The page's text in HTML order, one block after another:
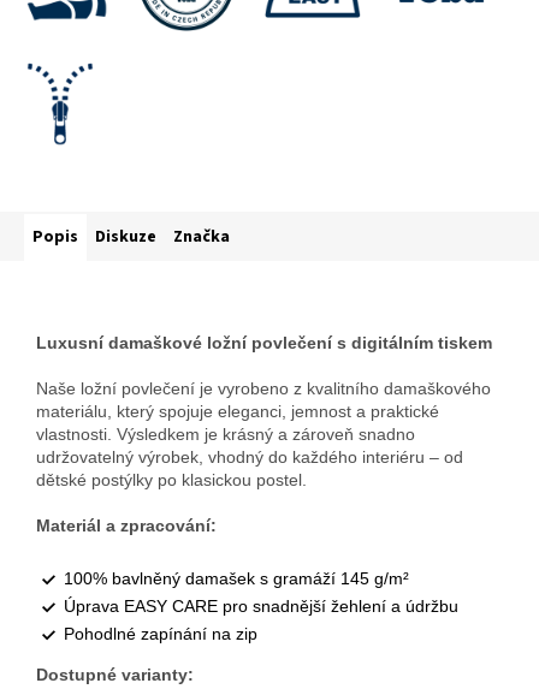
Popis Diskuze Značka
Luxusní damaškové ložní povlečení s digitálním tiskem
Naše ložní povlečení je vyrobeno z kvalitního damaškového
materiálu, který spojuje eleganci, jemnost a praktické
vlastnosti. Výsledkem je krásný a zároveň snadno
udržovatelný výrobek, vhodný do každého interiéru – od
dětské postýlky po klasickou postel.
Materiál a zpracování:
100% bavlněný damašek s gramáží 145 g/m²
Úprava EASY CARE pro snadnější žehlení a údržbu
Pohodlné zapínání na zip
Dostupné varianty: